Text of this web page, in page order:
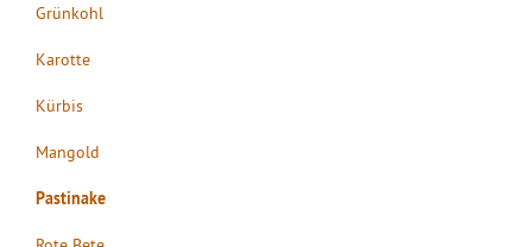
Grünkohl
Karotte
Kürbis
Mangold
Pastinake